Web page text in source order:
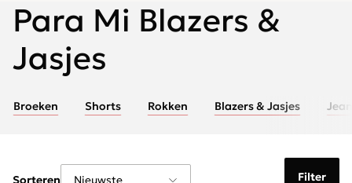
Para Mi Blazers &
Jasjes
Broeken Shorts Rokken Blazers & Jasjes
Filter
Sorteren